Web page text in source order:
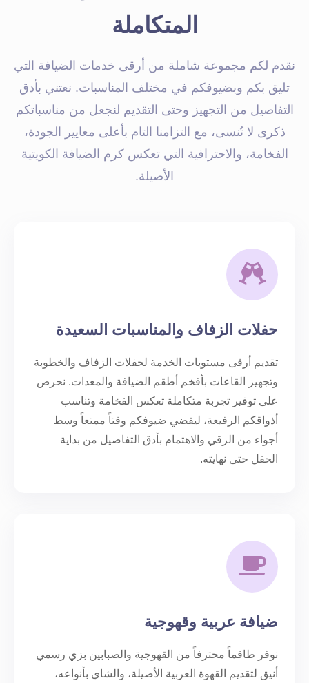
المتكاملة
نقدم لكم مجموعة شاملة من أرقى خدمات الضيافة التي
تليق بكم وبضيوفكم في مختلف المناسبات. نعتني بأدق
التفاصيل من التجهيز وحتى التقديم لنجعل من مناسباتكم
ذكرى لا تُنسى، مع التزامنا التام بأعلى معايير الجودة،
الفخامة، والاحترافية التي تعكس كرم الضيافة الكويتية
الأصيلة.
حفلات الزفاف والمناسبات السعيدة
تقديم أرقى مستويات الخدمة لحفلات الزفاف والخطوبة
وتجهيز القاعات بأفخم أطقم الضيافة والمعدات. نحرص
على توفير تجربة متكاملة تعكس الفخامة وتناسب
أذواقكم الرفيعة، ليقضي ضيوفكم وقتاً ممتعاً وسط
أجواء من الرقي والاهتمام بأدق التفاصيل من بداية
الحفل حتى نهايته.
ضيافة عربية وقهوجية
نوفر طاقماً محترفاً من القهوجية والصبابين بزي رسمي
أنيق لتقديم القهوة العربية الأصيلة، والشاي بأنواعه،